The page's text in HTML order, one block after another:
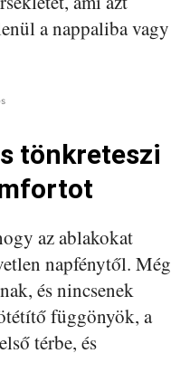
a nappaliba vagy
tönkreteszi
az ablakokat
napfénytől. Még
és nincsenek
függönyök, a
térbe, és